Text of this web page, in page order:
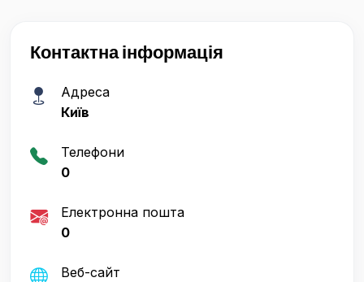
Контактна інформація
Адреса
Київ
Телефони
0
Електронна пошта
0
Веб-сайт